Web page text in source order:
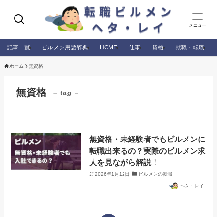
メニュー
記事一覧 ビルメン用語辞典 HOME 仕事 資格 就職・転職
ホーム 無資格
無資格 – tag –
無資格・未経験者でもビルメンに
転職出来るの？実際のビルメン求
人を見ながら解説！
2026年1月12日 ビルメンの転職
ヘタ・レイ